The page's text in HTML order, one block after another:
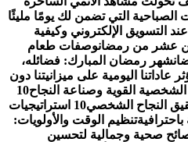
الصباحية التي تضمن لك يومًا مليئًا
التسويق الإلكتروني وكيفية
عشر من رمضانوصفات طعام
شهر رمضان المبارك: فضائله،
عاداتنا اليومية على ميزانيتنا دون
الشخصية القوية وصناعة النجاح10
النجاح الشخصي
10 استراتيجيات
تنظيم الوقت والأولويات:
نصائح صحية وجمالية لتحسين